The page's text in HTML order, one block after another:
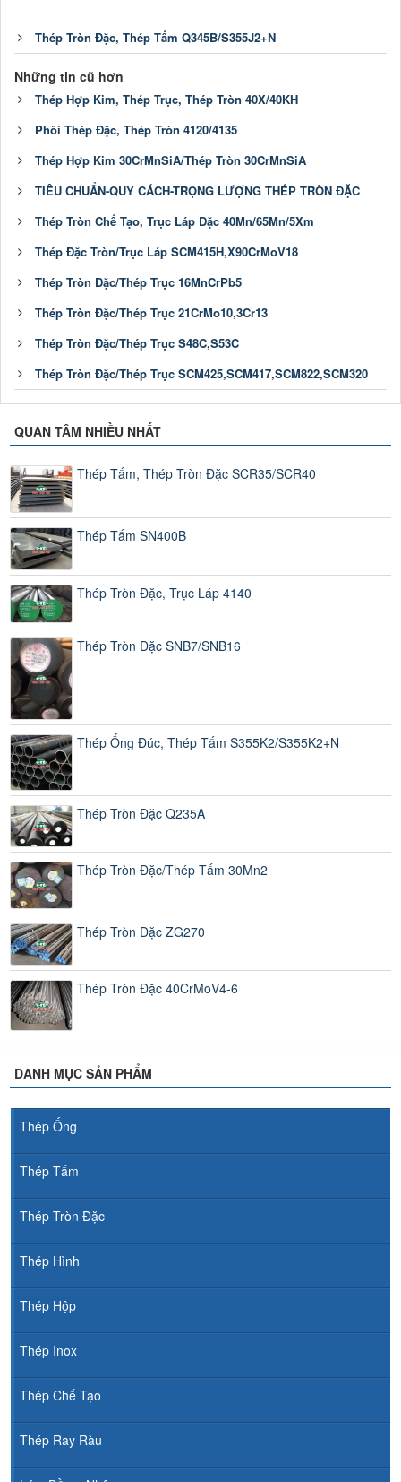
Thép Tròn Đặc, Thép Tấm Q345B/S355J2+N
Những tin cũ hơn
Thép Hợp Kim, Thép Trục, Thép Tròn 40X/40KH
Phôi Thép Đặc, Thép Tròn 4120/4135
Thép Hợp Kim 30CrMnSiA/Thép Tròn 30CrMnSiA
TIÊU CHUẨN-QUY CÁCH-TRỌNG LƯỢNG THÉP TRÒN ĐẶC
Thép Tròn Chế Tạo, Trục Láp Đặc 40Mn/65Mn/5Xm
Thép Đặc Tròn/Trục Láp SCM415H,X90CrMoV18
Thép Tròn Đặc/Thép Trục 16MnCrPb5
Thép Tròn Đặc/Thép Trục 21CrMo10,3Cr13
Thép Tròn Đặc/Thép Trục S48C,S53C
Thép Tròn Đặc/Thép Trục SCM425,SCM417,SCM822,SCM320
QUAN TÂM NHIỀU NHẤT
Thép Tấm, Thép Tròn Đặc SCR35/SCR40
Thép Tấm SN400B
Thép Tròn Đặc, Trục Láp 4140
Thép Tròn Đặc SNB7/SNB16
Thép Ống Đúc, Thép Tấm S355K2/S355K2+N
Thép Tròn Đặc Q235A
Thép Tròn Đặc/Thép Tấm 30Mn2
Thép Tròn Đặc ZG270
Thép Tròn Đặc 40CrMoV4-6
DANH MỤC SẢN PHẨM
Thép Ống
Thép Tấm
Thép Tròn Đặc
Thép Hình
Thép Hộp
Thép Inox
Thép Chế Tạo
Thép Ray Ràu